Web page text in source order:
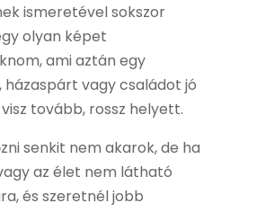
ismeretével sokszor
olyan képet
ami aztán egy
vagy családot jó
tovább, rossz helyett.
senkit nem akarok, de ha
az élet nem látható
és szeretnél jobb